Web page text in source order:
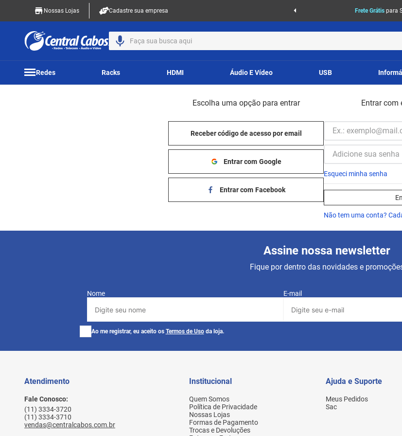
Nossas Lojas Cadastre sua empresa Frete Grátis para
Faça sua busca aqui
Redes Racks HDMI Áudio E Vídeo USB
Escolha uma opção para entrar
Receber código de acesso por email
Entrar com Google
Entrar com Facebook
Entrar com
Esqueci minha senha
Não tem uma conta?
Assine nossa newsletter
Fique por dentro das novidades e
Nome E-mail
Ao me registrar, eu aceito os Termos de Uso da loja.
Atendimento
Fale Conosco:
(11) 3334-3720
(11) 3334-3710
vendas@centralcabos.com.br
Institucional
Quem Somos
Política de Privacidade
Nossas Lojas
Formas de Pagamento
Trocas e Devoluções
Ajuda e Suporte
Meus Pedidos
Sac